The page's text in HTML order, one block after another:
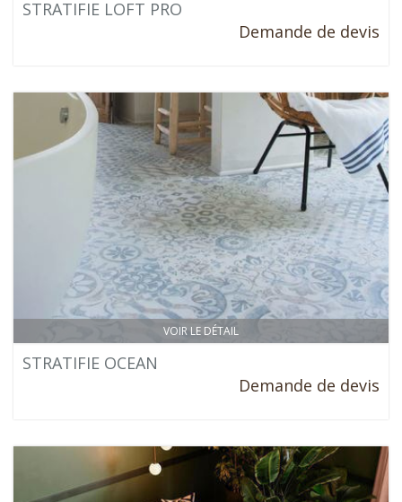
STRATIFIE LOFT PRO
Demande de devis
VOIR LE DÉTAIL
STRATIFIE OCEAN
Demande de devis